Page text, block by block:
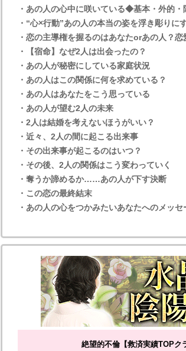
・あの人の心中に咲いている◆基本・外的
・“心×行動”あの人の本当の姿を浮き彫りに
・恋の主導権を握るのはあなたorあの人？
・【宿命】なぜ2人は出会ったの？
・あの人が秘密にしている家庭状況
・あの人はこの関係に何を求めている？
・あの人はあなたをこう思っている
・あの人が望む2人の未来
・2人は結婚を考えないほうがいい？
・近々、2人の間に起こる出来事
・その出来事が起こるのはいつ？
・その後、2人の関係はこう変わっていく
・奪うか諦めるか……あの人が下す決断
・この恋の最終結末
・あの人の心をつかみたいあなたへのメッセ
絶望的不倫【救済実績TOPク